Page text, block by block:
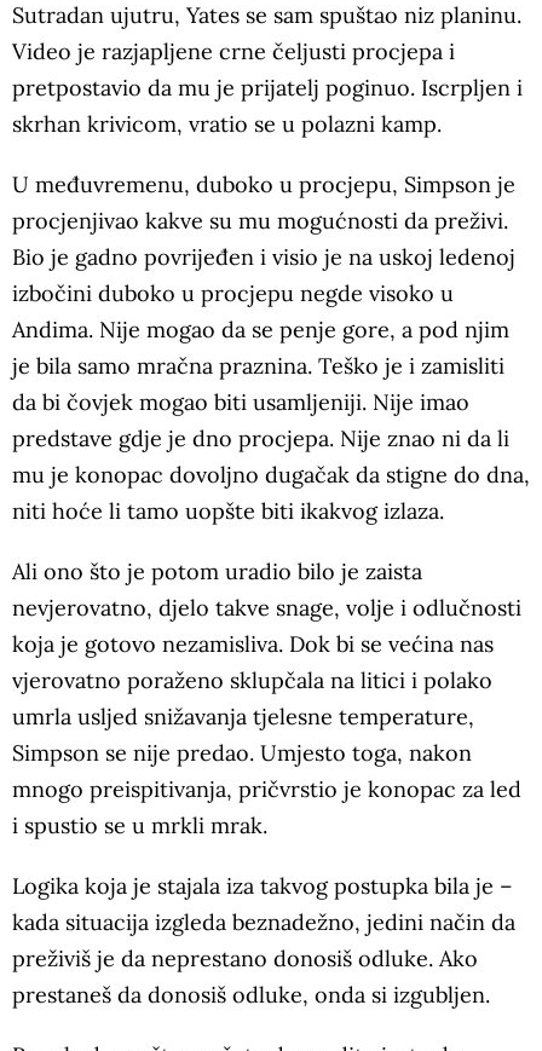
Sutradan ujutru, Yates se sam spuštao niz planinu.
Video je razjapljene crne čeljusti procjepa i
pretpostavio da mu je prijatelj poginuo. Iscrpljen i
skrhan krivicom, vratio se u polazni kamp.
U međuvremenu, duboko u procjepu, Simpson je
procjenjivao kakve su mu mogućnosti da preživi.
Bio je gadno povrijeđen i visio je na uskoj ledenoj
izbočini duboko u procjepu negde visoko u
Andima. Nije mogao da se penje gore, a pod njim
je bila samo mračna praznina. Teško je i zamisliti
da bi čovjek mogao biti usamljeniji. Nije imao
predstave gdje je dno procjepa. Nije znao ni da li
mu je konopac dovoljno dugačak da stigne do dna,
niti hoće li tamo uopšte biti ikakvog izlaza.
Ali ono što je potom uradio bilo je zaista
nevjerovatno, djelo takve snage, volje i odlučnosti
koja je gotovo nezamisliva. Dok bi se većina nas
vjerovatno poraženo sklupčala na litici i polako
umrla usljed snižavanja tjelesne temperature,
Simpson se nije predao. Umjesto toga, nakon
mnogo preispitivanja, pričvrstio je konopac za led
i spustio se u mrkli mrak.
Logika koja je stajala iza takvog postupka bila je –
kada situacija izgleda beznadežno, jedini način da
preživiš je da neprestano donosiš odluke. Ako
prestaneš da donosiš odluke, onda si izgubljen.